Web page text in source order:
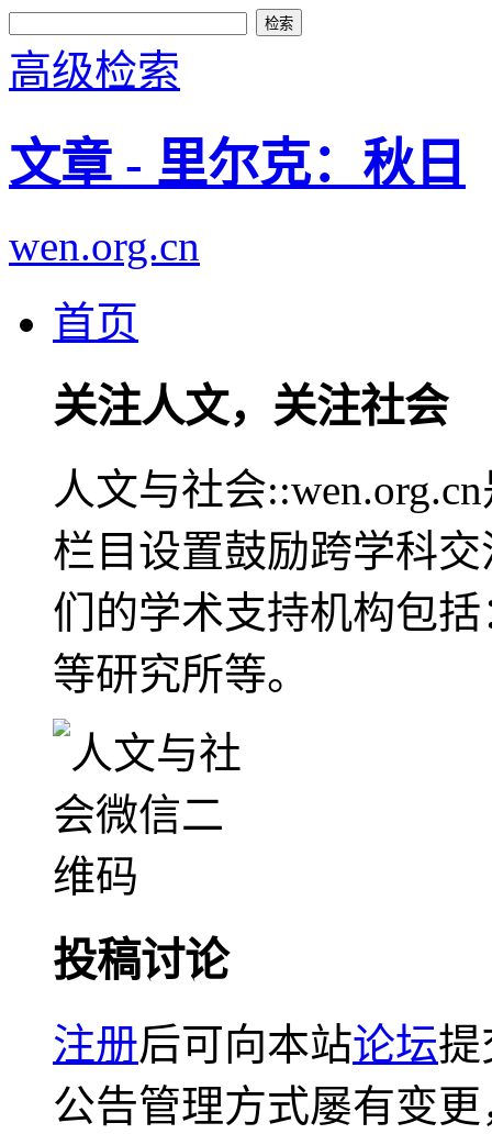
高级检索
文章 - 里尔克：秋日
wen.org.cn
首页
关注人文，关注社会
人文与社会
栏目设置鼓励跨学科
们的学术支持机构包
等研究所等。
投稿讨论
注册后可向本站论坛提
公告管理方式屡有变